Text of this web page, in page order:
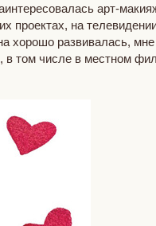
арт-
на
хорошо развивалась,
в том числе в местном